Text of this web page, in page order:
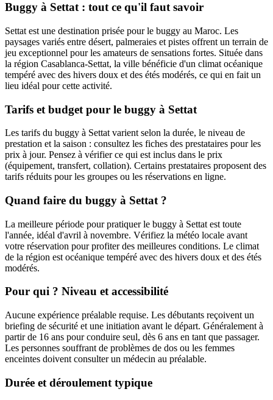
Buggy à Settat : tout ce qu'il faut savoir
Settat est une destination prisée pour le buggy au Maroc. Les
paysages variés entre désert, palmeraies et pistes offrent un terrain de
jeu exceptionnel pour les amateurs de sensations fortes. Située dans
la région Casablanca-Settat, la ville bénéficie d'un climat océanique
tempéré avec des hivers doux et des étés modérés, ce qui en fait un
lieu idéal pour cette activité.
Tarifs et budget pour le buggy à Settat
Les tarifs du buggy à Settat varient selon la durée, le niveau de
prestation et la saison : consultez les fiches des prestataires pour les
prix à jour. Pensez à vérifier ce qui est inclus dans le prix
(équipement, transfert, collation). Certains prestataires proposent des
tarifs réduits pour les groupes ou les réservations en ligne.
Quand faire du buggy à Settat ?
La meilleure période pour pratiquer le buggy à Settat est toute
l'année, idéal d'avril à novembre. Vérifiez la météo locale avant
votre réservation pour profiter des meilleures conditions. Le climat
de la région est océanique tempéré avec des hivers doux et des étés
modérés.
Pour qui ? Niveau et accessibilité
Aucune expérience préalable requise. Les débutants reçoivent un
briefing de sécurité et une initiation avant le départ. Généralement à
partir de 16 ans pour conduire seul, dès 6 ans en tant que passager.
Les personnes souffrant de problèmes de dos ou les femmes
enceintes doivent consulter un médecin au préalable.
Durée et déroulement typique